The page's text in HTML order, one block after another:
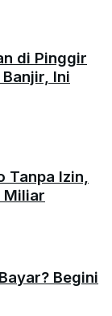
di Pinggir
Ini
Tanpa Izin,
Miliar
Begini